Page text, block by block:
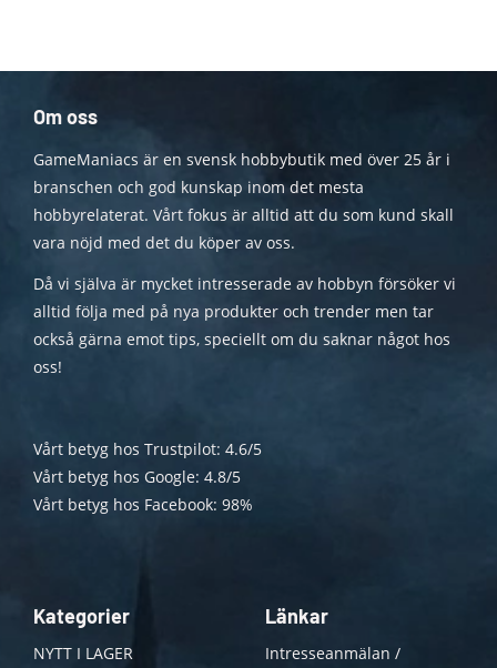
Om oss
GameManiacs är en svensk hobbybutik med över 25 år i
branschen och god kunskap inom det mesta
hobbyrelaterat. Vårt fokus är alltid att du som kund skall
vara nöjd med det du köper av oss.
Då vi själva är mycket intresserade av hobbyn försöker vi
alltid följa med på nya produkter och trender men tar
också gärna emot tips, speciellt om du saknar något hos
oss!
Vårt betyg hos Trustpilot: 4.6/5
Vårt betyg hos Google: 4.8/5
Vårt betyg hos Facebook: 98%
Kategorier
NYTT I LAGER
Länkar
Intresseanmälan /